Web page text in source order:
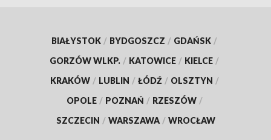
BIAŁYSTOK / BYDGOSZCZ / GDAŃSK /
GORZÓW WLKP. / KATOWICE / KIELCE /
KRAKÓW / LUBLIN / ŁÓDŹ / OLSZTYN /
OPOLE / POZNAŃ / RZESZÓW /
SZCZECIN / WARSZAWA / WROCŁAW